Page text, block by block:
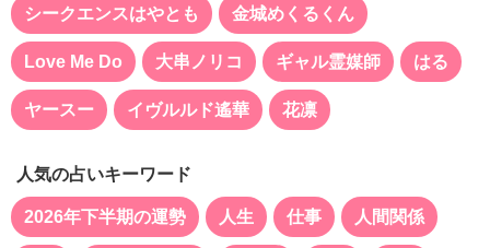
シークエンスはやとも 金城めくるくん
Love Me Do 大串ノリコ ギャル霊媒師 はる
ヤースー イヴルルド遙華 花凛
人気の占いキーワード
2026年下半期の運勢 人生 仕事 人間関係